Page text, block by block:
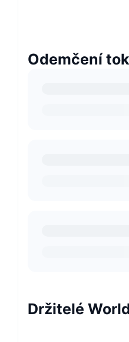
Odemčení
Držitelé